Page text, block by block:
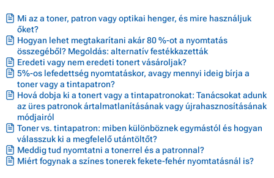
Mi az a toner, patron vagy optikai henger, és mire használjuk
őket?
Hogyan lehet megtakarítani akár 80 %-ot a nyomtatás
összegéből? Megoldás: alternatív festékkazetták
Eredeti vagy nem eredeti tonert vásároljak?
5%-os lefedettség nyomtatáskor, avagy mennyi ideig bírja a
toner vagy a tintapatron?
Hová dobja ki a tonert vagy a tintapatronokat: Tanácsokat adunk
az üres patronok ártalmatlanításának vagy újrahasznosításának
módjairól
Toner vs. tintapatron: miben különböznek egymástól és hogyan
válasszuk ki a megfelelő utántöltőt?
Meddig tud nyomtatni a tonerrel és a patronnal?
Miért fogynak a színes tonerek fekete-fehér nyomtatásnál is?